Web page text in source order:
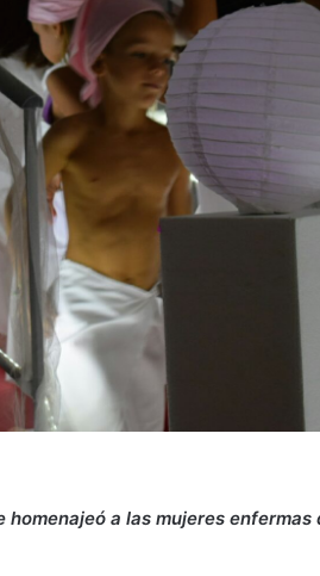
a las mujeres enfermas